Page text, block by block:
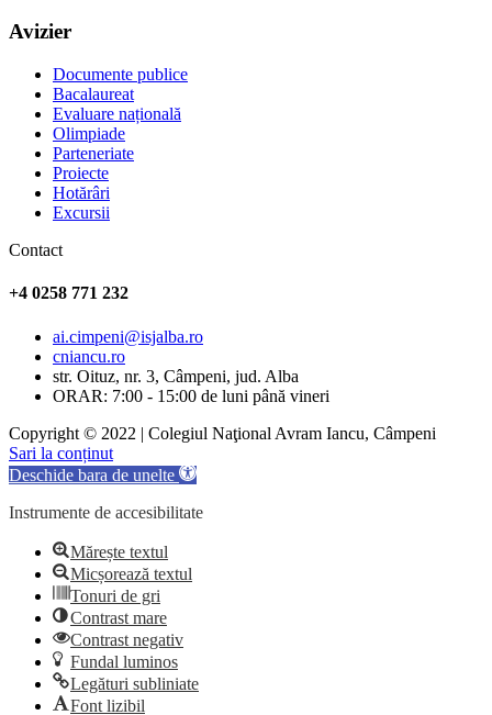
Avizier
Documente publice
Bacalaureat
Evaluare națională
Olimpiade
Parteneriate
Proiecte
Hotărâri
Excursii
Contact
+4 0258 771 232
ai.cimpeni@isjalba.ro
cniancu.ro
str. Oituz, nr. 3, Câmpeni, jud. Alba
ORAR: 7:00 - 15:00 de luni până vineri
Copyright © 2022 | Colegiul Naţional Avram Iancu, Câmpeni
Sari la conținut
Deschide bara de unelte
Instrumente de accesibilitate
Mărește textul
Micșorează textul
Tonuri de gri
Contrast mare
Contrast negativ
Fundal luminos
Legături subliniate
Font lizibil